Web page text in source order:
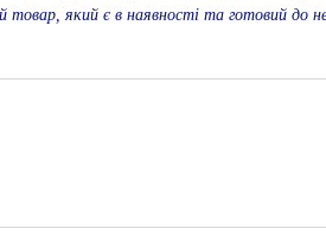
товар, який є в наявності та готовий до